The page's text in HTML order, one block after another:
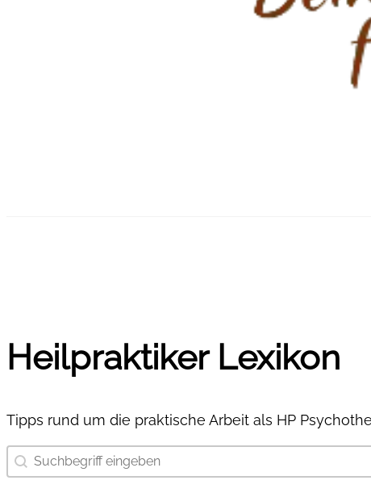
Heilpraktiker Lexikon
Tipps rund um die praktische Arbeit als HP
Suchbegriff eingeben